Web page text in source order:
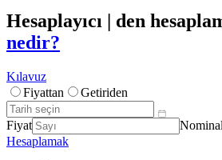
Hesaplayıcı | den
nedir?
Kılavuz
Fiyattan
Getiriden
Fiyat
Hesaplamak